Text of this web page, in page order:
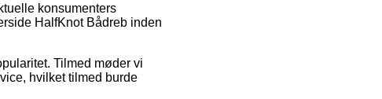
konsumenters
HalfKnot Bådreb inden
Tilmed møder vi
hvilket tilmed burde